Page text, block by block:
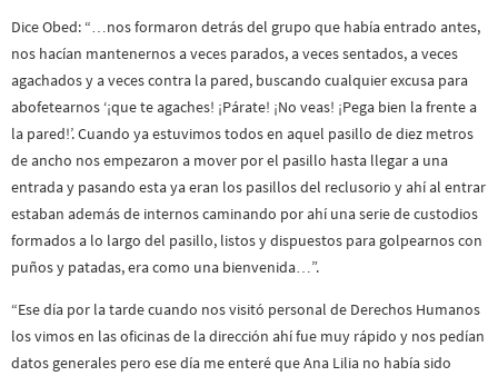
Dice Obed: “…nos formaron detrás del grupo que había entrado antes,
nos hacían mantenernos a veces parados, a veces sentados, a veces
agachados y a veces contra la pared, buscando cualquier excusa para
abofetearnos ‘¡que te agaches! ¡Párate! ¡No veas! ¡Pega bien la frente a
la pared!’. Cuando ya estuvimos todos en aquel pasillo de diez metros
de ancho nos empezaron a mover por el pasillo hasta llegar a una
entrada y pasando esta ya eran los pasillos del reclusorio y ahí al entrar
estaban además de internos caminando por ahí una serie de custodios
formados a lo largo del pasillo, listos y dispuestos para golpearnos con
puños y patadas, era como una bienvenida…”.
“Ese día por la tarde cuando nos visitó personal de Derechos Humanos
los vimos en las oficinas de la dirección ahí fue muy rápido y nos pedían
datos generales pero ese día me enteré que Ana Lilia no había sido